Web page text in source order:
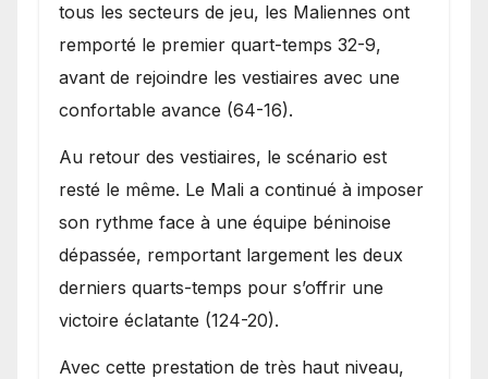
tous les secteurs de jeu, les Maliennes ont
remporté le premier quart-temps 32-9,
avant de rejoindre les vestiaires avec une
confortable avance (64-16).
Au retour des vestiaires, le scénario est
resté le même. Le Mali a continué à imposer
son rythme face à une équipe béninoise
dépassée, remportant largement les deux
derniers quarts-temps pour s’offrir une
victoire éclatante (124-20).
Avec cette prestation de très haut niveau,